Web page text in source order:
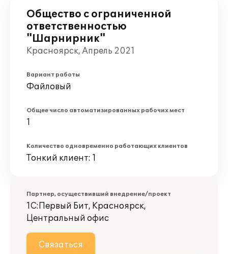
Общество с ограниченной
ответственностью
"Шарнирник"
Красноярск, Апрель 2021
Вариант работы
Файловый
Общее число автоматизированных рабочих мест
1
Количество одновременно работающих клиентов
Тонкий клиент: 1
Партнер, осуществивший внедрение/проект
1С:Первый Бит, Красноярск,
Центральный офис
Связаться